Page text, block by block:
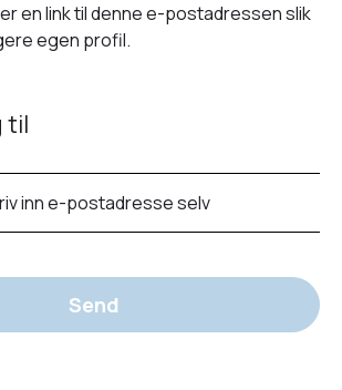
en link til denne e-postadressen slik
egen profil.
til
inn e-postadresse selv
Send